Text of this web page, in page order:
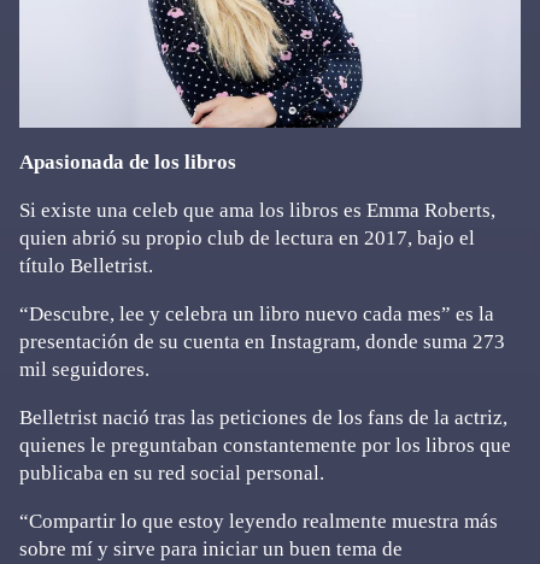
Apasionada de los libros
Si existe una celeb que ama los libros es Emma Roberts,
quien abrió su propio club de lectura en 2017, bajo el
título Belletrist.
“Descubre, lee y celebra un libro nuevo cada mes” es la
presentación de su cuenta en Instagram, donde suma 273
mil seguidores.
Belletrist nació tras las peticiones de los fans de la actriz,
quienes le preguntaban constantemente por los libros que
publicaba en su red social personal.
“Compartir lo que estoy leyendo realmente muestra más
sobre mí y sirve para iniciar un buen tema de